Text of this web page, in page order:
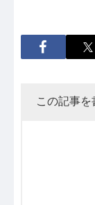
この記事を